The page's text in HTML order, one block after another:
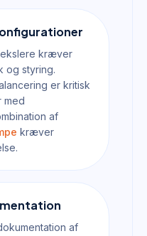
kræver
og styring.
er kritisk
med
af
kræver
af